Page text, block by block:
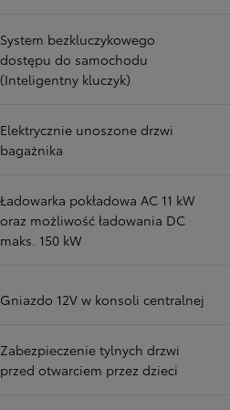
System bezkluczykowego
dostępu do samochodu
(Inteligentny kluczyk)
Elektrycznie unoszone drzwi
bagażnika
Ładowarka pokładowa AC 11 kW
oraz możliwość ładowania DC
maks. 150 kW
Gniazdo 12V w konsoli centralnej
Zabezpieczenie tylnych drzwi
przed otwarciem przez dzieci